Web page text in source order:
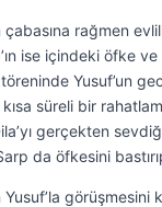
çabasına rağmen
ise içindeki öfke
Yusuf’un
kısa süreli bir
gerçekten
da öfkesini
Yusuf’la